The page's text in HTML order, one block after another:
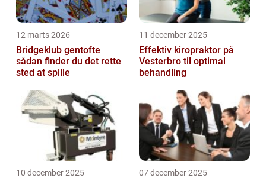
12 marts 2026
Bridgeklub gentofte
sådan finder du det rette
sted at spille
11 december 2025
Effektiv kiropraktor på
Vesterbro til optimal
behandling
10 december 2025 07 december 2025